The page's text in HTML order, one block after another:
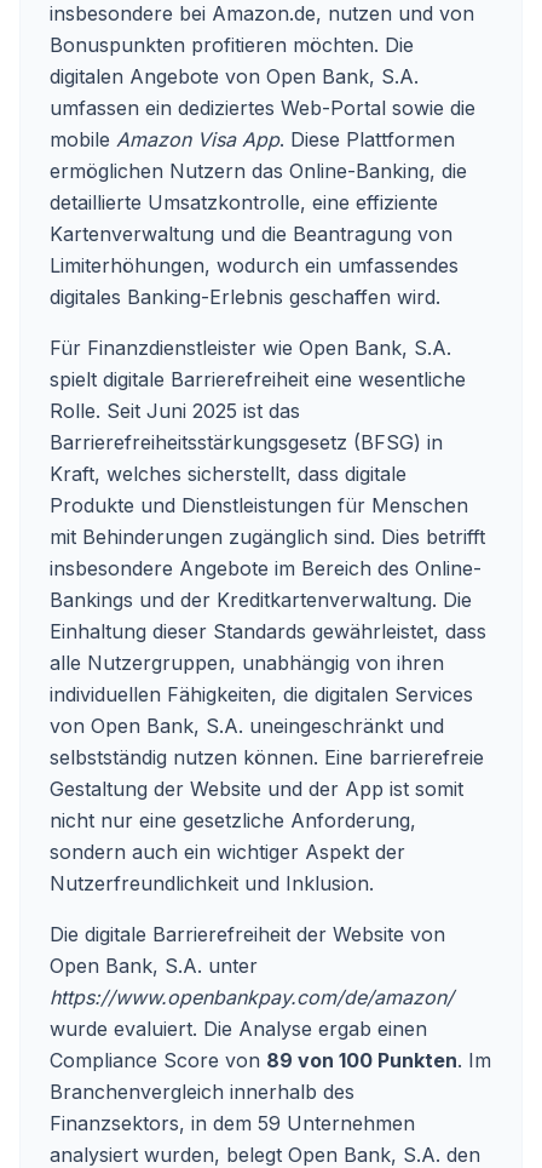
insbesondere bei Amazon.de, nutzen und von
Bonuspunkten profitieren möchten. Die
digitalen Angebote von Open Bank, S.A.
umfassen ein dediziertes Web-Portal sowie die
mobile Amazon Visa App. Diese Plattformen
ermöglichen Nutzern das Online-Banking, die
detaillierte Umsatzkontrolle, eine effiziente
Kartenverwaltung und die Beantragung von
Limiterhöhungen, wodurch ein umfassendes
digitales Banking-Erlebnis geschaffen wird.
Für Finanzdienstleister wie Open Bank, S.A.
spielt digitale Barrierefreiheit eine wesentliche
Rolle. Seit Juni 2025 ist das
Barrierefreiheitsstärkungsgesetz (BFSG) in
Kraft, welches sicherstellt, dass digitale
Produkte und Dienstleistungen für Menschen
mit Behinderungen zugänglich sind. Dies betrifft
insbesondere Angebote im Bereich des Online-
Bankings und der Kreditkartenverwaltung. Die
Einhaltung dieser Standards gewährleistet, dass
alle Nutzergruppen, unabhängig von ihren
individuellen Fähigkeiten, die digitalen Services
von Open Bank, S.A. uneingeschränkt und
selbstständig nutzen können. Eine barrierefreie
Gestaltung der Website und der App ist somit
nicht nur eine gesetzliche Anforderung,
sondern auch ein wichtiger Aspekt der
Nutzerfreundlichkeit und Inklusion.
Die digitale Barrierefreiheit der Website von
Open Bank, S.A. unter
https://www.openbankpay.com/de/amazon/
wurde evaluiert. Die Analyse ergab einen
Compliance Score von 89 von 100 Punkten. Im
Branchenvergleich innerhalb des
Finanzsektors, in dem 59 Unternehmen
analysiert wurden, belegt Open Bank, S.A. den